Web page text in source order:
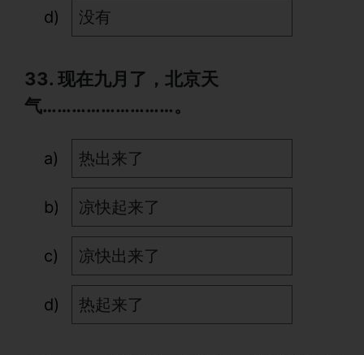
没有
33. 现在九月了，北京天
气………………………。
热出来了
凉快起来了
凉快出来了
热起来了